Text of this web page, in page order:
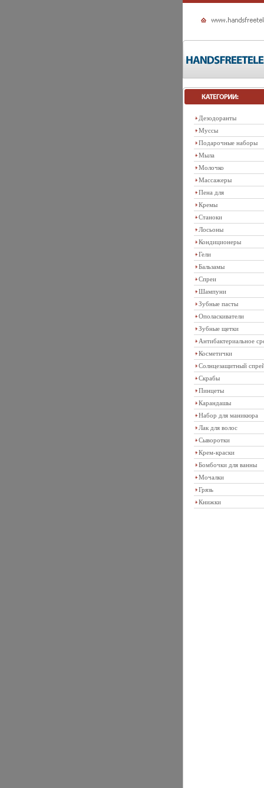
Дезодоранты
Муссы
Подарочные наборы
Мыла
Молочко
Массажеры
Пена для
Кремы
Станоки
Лосьоны
Кондиционеры
Гели
Бальзамы
Спреи
Шампуни
Зубные пасты
Ополаскиватели
Зубные щетки
Антибактериальное
Косметички
Солнцезащитный
Скрабы
Пинцеты
Карандашы
Набор для маникюра
Лак для волос
Сыворотки
Крем-краски
Бомбочки для ванны
Мочалки
Грязь
Книжки